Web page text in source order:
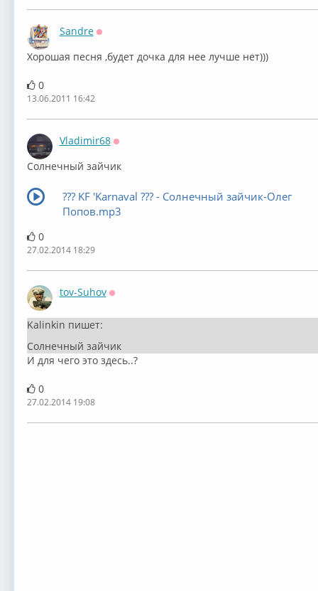
Sandre
Хорошая песня ,будет дочка для нее лучше нет)))
0
13.06.2011 16:42
Vladimir68
Солнечный зайчик
??? KF 'Karnaval ??? - Солнечный зайчик-Олег
Попов.mp3
0
27.02.2014 18:29
tov-Suhov
Kalinkin пишет:
Солнечный зайчик
И для чего это здесь..?
0
27.02.2014 19:08